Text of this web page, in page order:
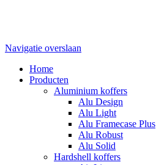
Navigatie overslaan
Home
Producten
Aluminium koffers
Alu Design
Alu Light
Alu Framecase Plus
Alu Robust
Alu Solid
Hardshell koffers